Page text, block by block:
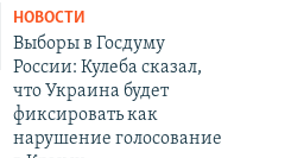
НОВОСТИ
Выборы в Госдуму
России: Кулеба сказал,
что Украина будет
фиксировать как
нарушение голосование